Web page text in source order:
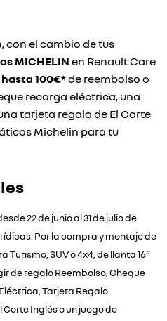
, con el cambio de tus
MICHELIN en Renault Care
hasta 100€*de reembolso o
recarga eléctrica, una
tarjeta regalo de El Corte
Michelin para tu
22 de junio al 31 de julio de
Por la compra y montaje de
Turismo, SUV o 4x4, de llanta 16”
de regalo Reembolso, Cheque
Tarjeta Regalo
Inglés o un juego de